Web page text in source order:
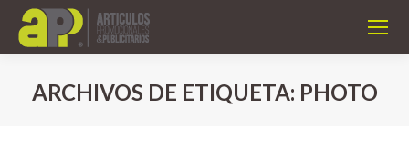
ARCHIVOS DE ETIQUETA: PHOTO